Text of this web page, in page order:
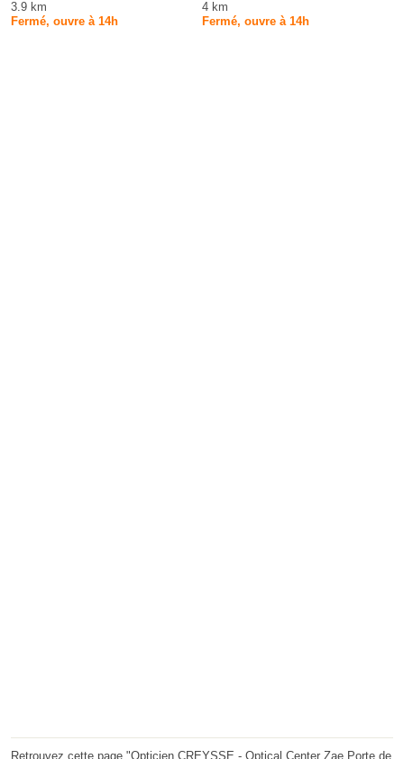
3.9 km
Fermé, ouvre à 14h
4 km
Fermé, ouvre à 14h
Retrouvez cette page "Opticien CREYSSE - Optical Center Zae Porte de